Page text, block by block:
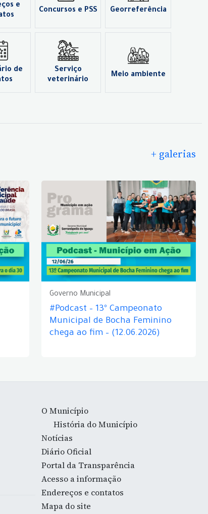
e
Concursos e PSS Georreferência
de
Serviço
veterinário
Meio ambiente
+ galerias
Governo Municipal
#Podcast – 13º Campeonato
Municipal de Bocha Feminino
chega ao fim – (12.06.2026)
O Município
História do Município
Notícias
Diário Oficial
Portal da Transparência
Acesso a informação
Endereços e contatos
Mapa do site